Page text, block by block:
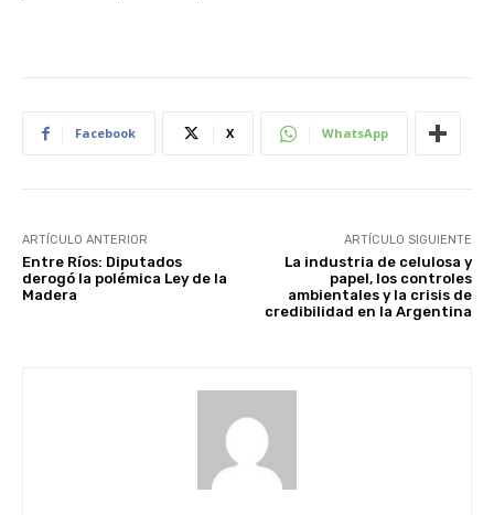
Facebook X WhatsApp
ARTÍCULO ANTERIOR
Entre Ríos: Diputados
derogó la polémica Ley de la
Madera
ARTÍCULO SIGUIENTE
La industria de celulosa y
papel, los controles
ambientales y la crisis de
credibilidad en la Argentina